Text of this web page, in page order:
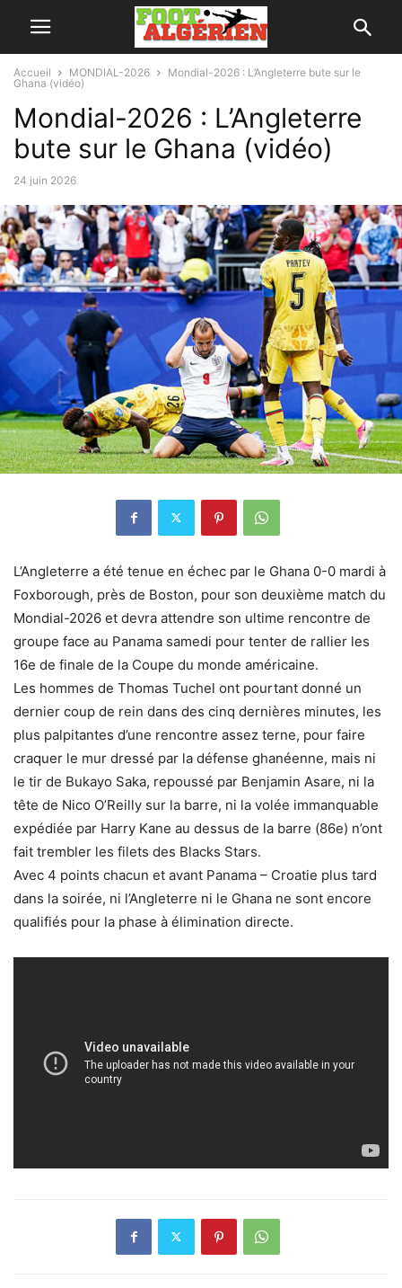
Accueil MONDIAL-2026
Mondial-2026 : L’Angleterre bute sur le
Ghana (vidéo)
Mondial-2026 : L’Angleterre
bute sur le Ghana (vidéo)
24 juin 2026
L’Angleterre a été tenue en échec par le Ghana 0-0 mardi à
Foxborough, près de Boston, pour son deuxième match du
Mondial-2026 et devra attendre son ultime rencontre de
groupe face au Panama samedi pour tenter de rallier les
16e de finale de la Coupe du monde américaine.
Les hommes de Thomas Tuchel ont pourtant donné un
dernier coup de rein dans des cinq dernières minutes, les
plus palpitantes d’une rencontre assez terne, pour faire
craquer le mur dressé par la défense ghanéenne, mais ni
le tir de Bukayo Saka, repoussé par Benjamin Asare, ni la
tête de Nico O’Reilly sur la barre, ni la volée immanquable
expédiée par Harry Kane au dessus de la barre (86e) n’ont
fait trembler les filets des Blacks Stars.
Avec 4 points chacun et avant Panama – Croatie plus tard
dans la soirée, ni l’Angleterre ni le Ghana ne sont encore
qualifiés pour la phase à élimination directe.